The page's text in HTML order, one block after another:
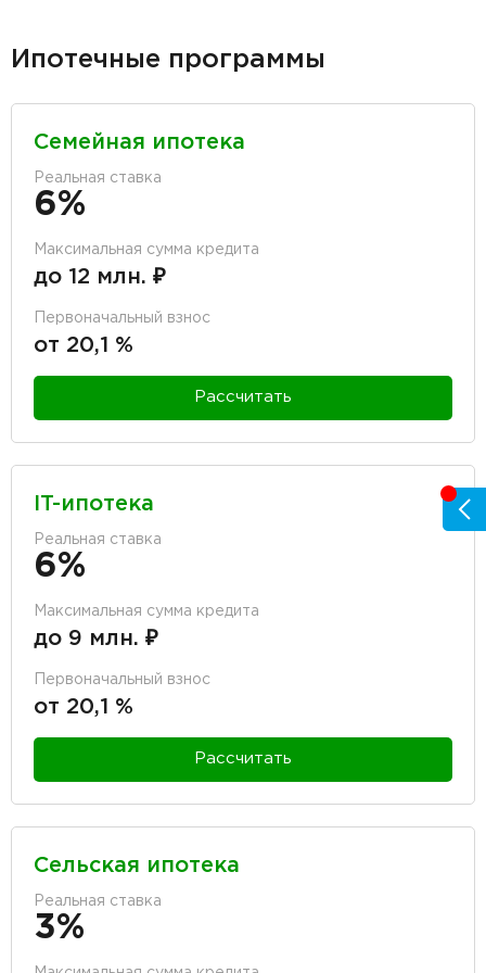
Ипотечные программы
Семейная ипотека
Реальная ставка
6%
Максимальная сумма кредита
до 12 млн. ₽
Первоначальный взнос
от 20,1 %
Рассчитать
IT-ипотека
Реальная ставка
6%
Максимальная сумма кредита
до 9 млн. ₽
Первоначальный взнос
от 20,1 %
Рассчитать
Сельская ипотека
Реальная ставка
3%